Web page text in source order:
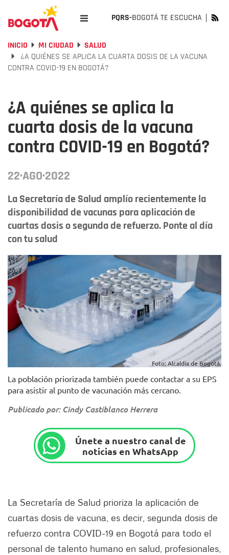
PQRS-BOGOTÁ TE ESCUCHA
INICIO MI CIUDAD
SALUD
¿A QUIÉNES SE APLICA LA CUARTA DOSIS DE LA VACUNA
CONTRA COVID-19 EN BOGOTÁ?
¿A quiénes se aplica la
cuarta dosis de la vacuna
contra COVID-19 en Bogotá?
22·AGO·2022
La Secretaría de Salud amplío recientemente la
disponibilidad de vacunas para aplicación de
cuartas dosis o segunda de refuerzo. Ponte al día
con tu salud
Foto: Alcaldía de Bogotá.
La población priorizada también puede contactar a su EPS
para asistir al punto de vacunación más cercano.
Publicado por: Cindy Castiblanco Herrera
Únete a nuestro canal de
noticias en WhatsApp
La Secretaría de Salud prioriza la aplicación de
cuartas dosis de vacuna, es decir, segunda dosis de
refuerzo contra COVID-19 en Bogotá para todo el
personal de talento humano en salud, profesionales,